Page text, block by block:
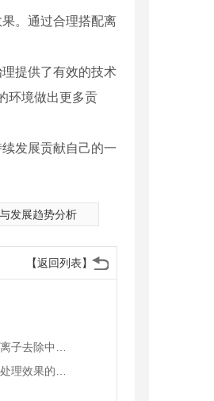
。通过合理搭配离
提供了有效的技术
环境做出更多贡
发展贡献自己的一
发展趋势分析
【返回列表】